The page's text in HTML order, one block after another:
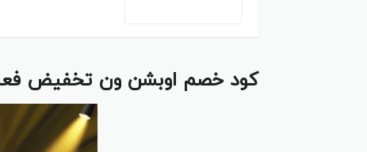
كود خصم اوبشن ون تخفيض